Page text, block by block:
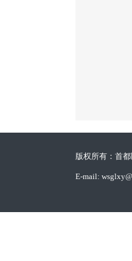
版权所有：首
E-mail: